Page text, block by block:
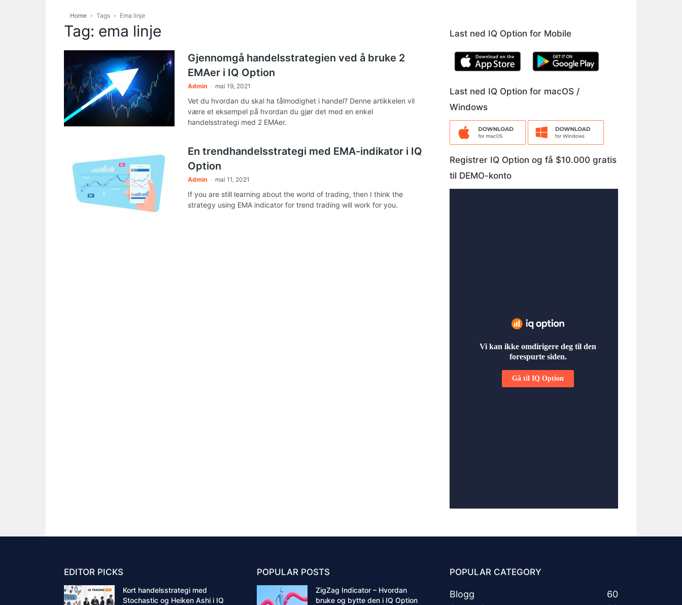
Home Tags Ema linje
Tag: ema linje
Gjennomgå handelsstrategien ved å bruke 2
EMAer i IQ Option
Admin - mai 19, 2021
Vet du hvordan du skal ha tålmodighet i handel? Denne artikkelen vil
være et eksempel på hvordan du gjør det med en enkel
handelsstrategi med 2 EMAer.
En trendhandelsstrategi med EMA-indikator i IQ
Option
Admin - mai 11, 2021
If you are still learning about the world of trading, then I think the
strategy using EMA indicator for trend trading will work for you.
Last ned IQ Option for Mobile
Last ned IQ Option for macOS /
Windows
Registrer IQ Option og få $10.000 gratis
til DEMO-konto
EDITOR PICKS
Kort handelsstrategi med
Stochastic og Heiken Ashi i IQ
POPULAR POSTS
ZigZag Indicator – Hvordan
bruke og bytte den i IQ Option
POPULAR CATEGORY
Blogg
60